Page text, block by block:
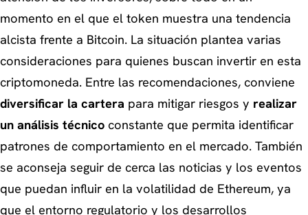
momento en el que el token muestra una tendencia
alcista frente a Bitcoin. La situación plantea varias
consideraciones para quienes buscan invertir en esta
criptomoneda. Entre las recomendaciones, conviene
diversificar la cartera para mitigar riesgos y realizar
un análisis técnico constante que permita identificar
patrones de comportamiento en el mercado. También
se aconseja seguir de cerca las noticias y los eventos
que puedan influir en la volatilidad de Ethereum, ya
que el entorno regulatorio y los desarrollos